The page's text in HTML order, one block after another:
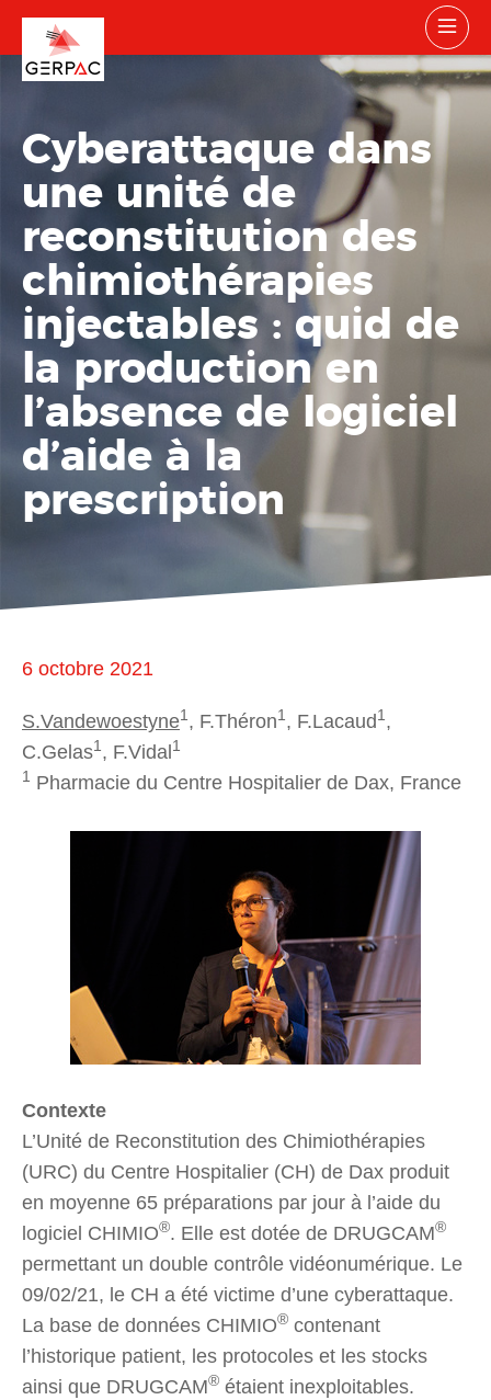
Cyberattaque dans
une unité de
reconstitution des
chimiothérapies
injectables : quid de
la production en
l’absence de logiciel
d’aide à la
prescription
6 octobre 2021
S.Vandewoestyne1 , F.Théron1 , F.Lacaud1 ,
C.Gelas1 , F.Vidal1
1
Pharmacie du Centre Hospitalier de Dax, France
Contexte
L’Unité de Reconstitution des Chimiothérapies
(URC) du Centre Hospitalier (CH) de Dax produit
en moyenne 65 préparations par jour à l’aide du
logiciel CHIMIO®. Elle est dotée de DRUGCAM®
permettant un double contrôle vidéonumérique. Le
09/02/21, le CH a été victime d’une cyberattaque.
La base de données CHIMIO® contenant
l’historique patient, les protocoles et les stocks
ainsi que DRUGCAM® étaient inexploitables.